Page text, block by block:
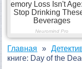
Главная
книге: Day of the